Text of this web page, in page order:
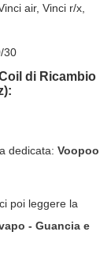
air, Vinci r/x,
30
di Ricambio
dedicata: Voopoo
poi leggere la
- Guancia e